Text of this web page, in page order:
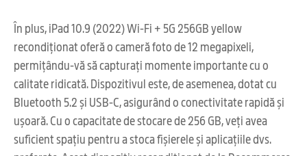
În plus, iPad 10.9 (2022) Wi-Fi + 5G 256GB yellow
recondiționat oferă o cameră foto de 12 megapixeli,
permițându-vă să capturați momente importante cu o
calitate ridicată. Dispozitivul este, de asemenea, dotat cu
Bluetooth 5.2 și USB-C, asigurând o conectivitate rapidă și
ușoară. Cu o capacitate de stocare de 256 GB, veți avea
suficient spațiu pentru a stoca fișierele și aplicațiile dvs.